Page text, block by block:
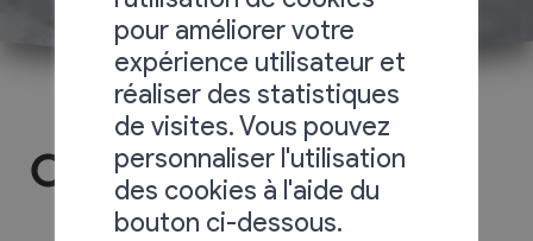
Chalet l'Ecureuil noir
pour améliorer votre
expérience utilisateur et
réaliser des statistiques
de visites. Vous pouvez
personnaliser l'utilisation
des cookies à l'aide du
bouton ci-dessous.